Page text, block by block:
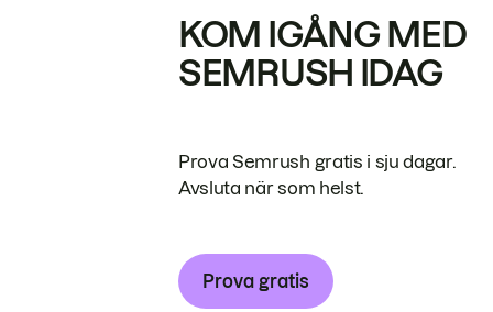
KOM IGÅNG MED
SEMRUSH IDAG
Prova Semrush gratis i sju dagar.
Avsluta när som helst.
Prova gratis